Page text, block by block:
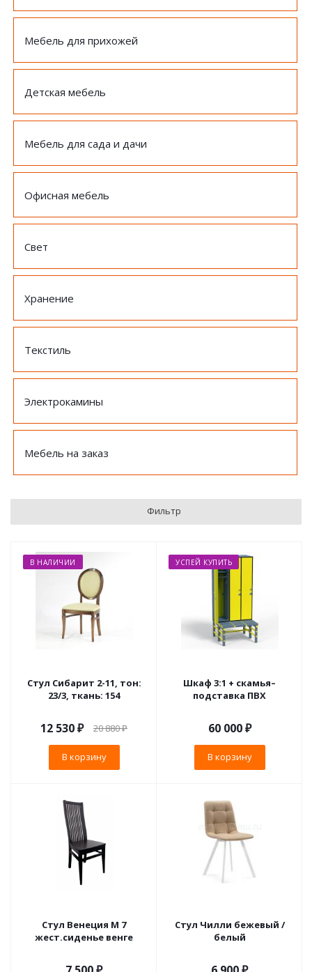
Мебель для прихожей
Детская мебель
Мебель для сада и дачи
Офисная мебель
Свет
Хранение
Текстиль
Электрокамины
Мебель на заказ
Фильтр
В НАЛИЧИИ
Стул Сибарит 2-11, тон:
23/3, ткань: 154
12 530₽ 20 880₽
В корзину
УСПЕЙ КУПИТЬ
Шкаф 3:1 + скамья–
подставка ПВХ
60 000₽
В корзину
Стул Венеция М 7
жест.сиденье венге
Стул Чилли бежевый /
белый